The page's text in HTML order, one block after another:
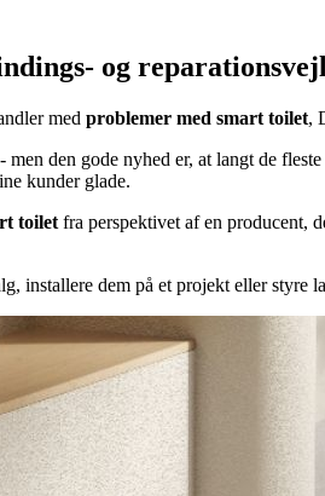
og
med problemer med smart toilet,
den gode nyhed er, at langt de
kunder glade.
toilet fra perspektivet af en producent,
installere dem på et projekt eller styre